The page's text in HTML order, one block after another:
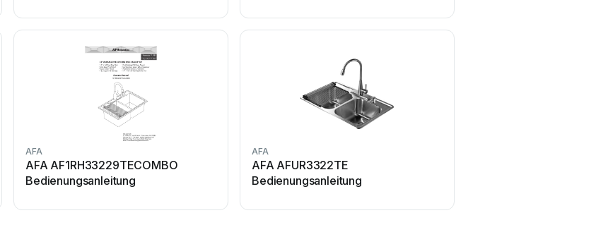
AFA
AFA AF1RH33229TECOMBO
Bedienungsanleitung
AFA
AFA AFUR3322TE
Bedienungsanleitung